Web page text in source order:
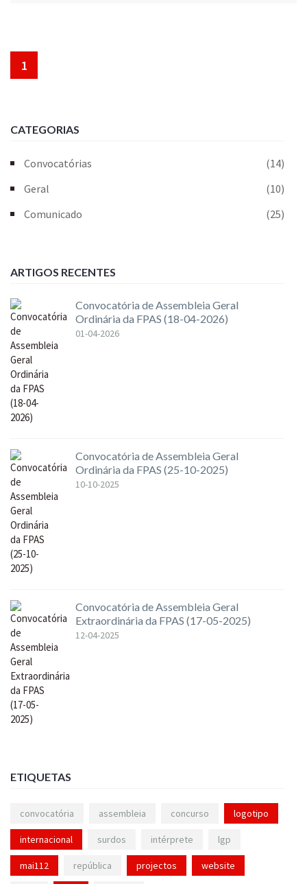
1
CATEGORIAS
Convocatórias
(14)
Geral
(10)
Comunicado
(25)
ARTIGOS RECENTES
Convocatória de Assembleia Geral
Ordinária da FPAS (18-04-2026)
01-04-2026
Convocatória de Assembleia Geral
Ordinária da FPAS (25-10-2025)
10-10-2025
Convocatória de Assembleia Geral
Extraordinária da FPAS (17-05-2025)
12-04-2025
ETIQUETAS
convocatória assembleia concurso logotipo
internacional surdos intérprete lgp
mai112 república projectos website